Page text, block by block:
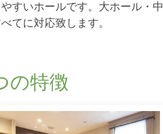
すいホールです。大ホール・中
てに対応致します。
の特徴